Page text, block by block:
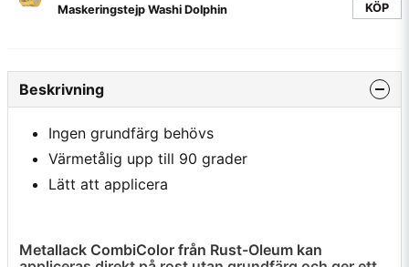
Maskeringstejp Washi Dolphin
KÖP
Beskrivning
Ingen grundfärg behövs
Värmetålig upp till 90 grader
Lätt att applicera
Metallack CombiColor från Rust-Oleum kan